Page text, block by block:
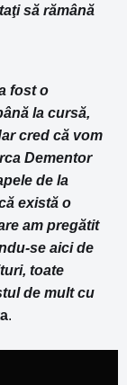
să rămână
fost o
la cursă,
cred că vom
Dementor
de la
există o
am pregătit
se aici de
toate
de mult cu
.